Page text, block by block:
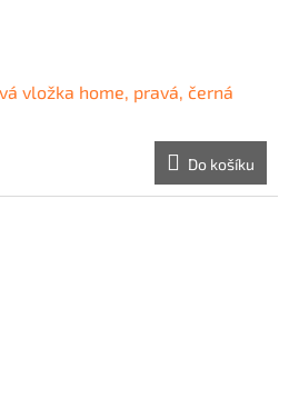
vložka home, pravá, černá
Do košíku